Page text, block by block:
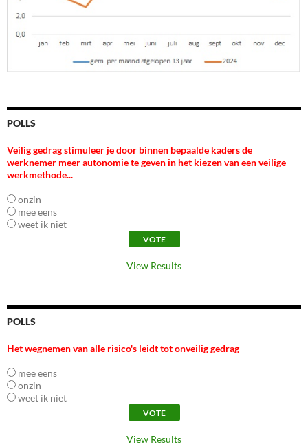
POLLS
Veilig gedrag stimuleer je door binnen bepaalde kaders de
werknemer meer autonomie te geven in het kiezen van een veilige
werkmethode...
onzin
mee eens
weet ik niet
View Results
POLLS
Het wegnemen van alle risico's leidt tot onveilig gedrag
mee eens
onzin
weet ik niet
View Results